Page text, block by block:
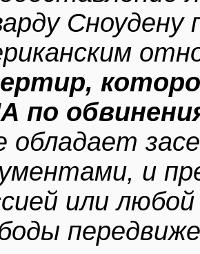
Сноудену
по
обладает
и
или